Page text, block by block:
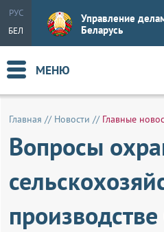
РУС
БЕЛ
Управление
Беларусь
МЕНЮ
Главная // Новости // Главные
Вопросы